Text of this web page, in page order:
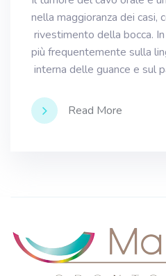
nella maggioranza dei casi,
rivestimento della bocca.
più frequentemente sulla
interna delle guance e sul
Read More